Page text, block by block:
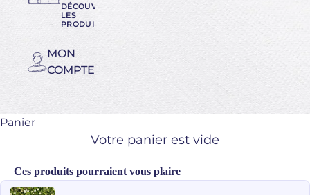
DÉCOUVREZ
LES
PRODUITS
MON
COMPTE
Panier
Votre panier est vide
Ces produits pourraient vous plaire
Use the Previous and Next buttons to navigate through product